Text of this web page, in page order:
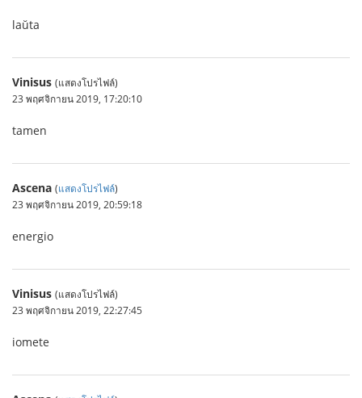
laŭta
Vinisus (แสดงโปรไฟล์)
23 พฤศจิกายน 2019, 17:20:10
tamen
Ascena (แสดงโปรไฟล์)
23 พฤศจิกายน 2019, 20:59:18
energio
Vinisus (แสดงโปรไฟล์)
23 พฤศจิกายน 2019, 22:27:45
iomete